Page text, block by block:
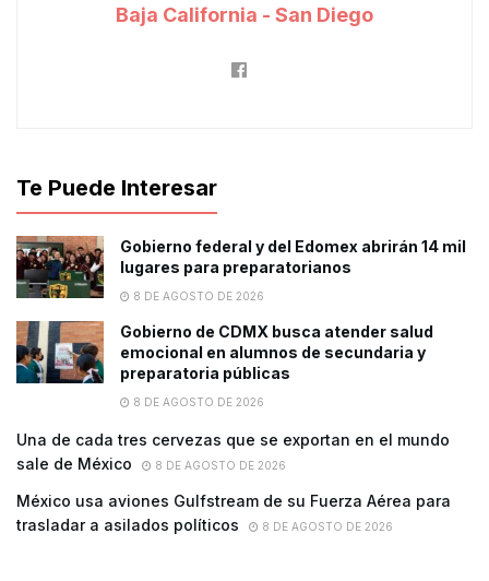
Baja California - San Diego
Te Puede Interesar
Gobierno federal y del Edomex abrirán 14 mil
lugares para preparatorianos
8 DE AGOSTO DE 2026
Gobierno de CDMX busca atender salud
emocional en alumnos de secundaria y
preparatoria públicas
8 DE AGOSTO DE 2026
Una de cada tres cervezas que se exportan en el mundo
sale de México
8 DE AGOSTO DE 2026
México usa aviones Gulfstream de su Fuerza Aérea para
trasladar a asilados políticos
8 DE AGOSTO DE 2026